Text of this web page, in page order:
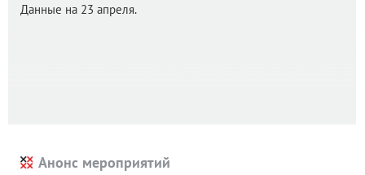
Данные на 23 апреля.
Анонс мероприятий